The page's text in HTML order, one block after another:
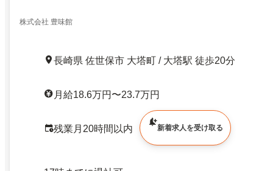
株式会社 豊味館
長崎県 佐世保市 大塔町 / 大塔駅 徒歩20分
月給18.6万円〜23.7万円
残業月20時間以内 新着求人を受け取る